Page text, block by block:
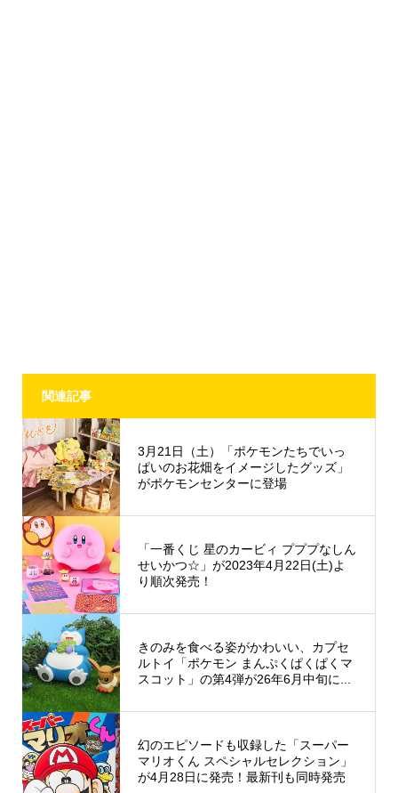
関連記事
3月21日（土）「ポケモンたちでいっ
ぱいのお花畑をイメージしたグッズ」
がポケモンセンターに登場
「一番くじ 星のカービィ プププなしん
せいかつ☆」が2023年4月22日(土)よ
り順次発売！
きのみを食べる姿がかわいい、カプセ
ルトイ「ポケモン まんぷくぱくぱくマ
スコット」の第4弾が26年6月中旬に...
幻のエピソードも収録した「スーパー
マリオくん スペシャルセレクション」
が4月28日に発売！最新刊も同時発売